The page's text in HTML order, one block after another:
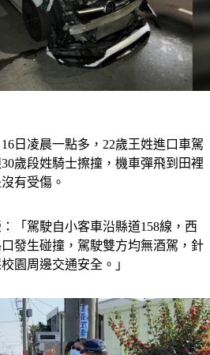
日凌晨一點多，22歲王姓進口車駕
歲段姓騎士擦撞，機車彈飛到田裡
有受傷。
「駕駛自小客車沿縣道158線，西
發生碰撞，駕駛雙方均無酒駕，針
園周邊交通安全。」